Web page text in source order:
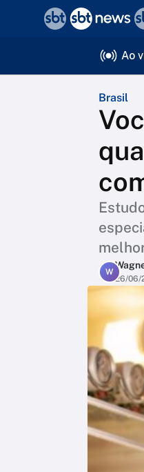
Ao
Brasil
W
26/06/
voltar
Editorias